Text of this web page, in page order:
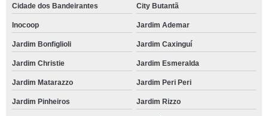
Cidade dos Bandeirantes City Butantã
Inocoop Jardim Ademar
Jardim Bonfiglioli Jardim Caxinguí
Jardim Christie Jardim Esmeralda
Jardim Matarazzo Jardim Peri Peri
Jardim Pinheiros Jardim Rizzo